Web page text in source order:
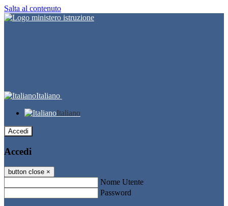
Salta al contenuto
Italiano
Italiano
Accedi
Accedi
button close ×
Nome Utente
Password